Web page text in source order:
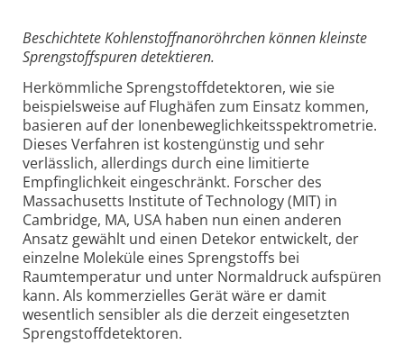
Beschichtete Kohlenstoffnanoröhrchen können kleinste
Sprengstoffspuren detektieren.
Herkömmliche Sprengstoffdetektoren, wie sie
beispielsweise auf Flughäfen zum Einsatz kommen,
basieren auf der Ionenbeweglichkeitsspektrometrie.
Dieses Verfahren ist kostengünstig und sehr
verlässlich, allerdings durch eine limitierte
Empfinglichkeit eingeschränkt. Forscher des
Massachusetts Institute of Technology (MIT) in
Cambridge, MA, USA haben nun einen anderen
Ansatz gewählt und einen Detekor entwickelt, der
einzelne Moleküle eines Sprengstoffs bei
Raumtemperatur und unter Normaldruck aufspüren
kann. Als kommerzielles Gerät wäre er damit
wesentlich sensibler als die derzeit eingesetzten
Sprengstoffdetektoren.